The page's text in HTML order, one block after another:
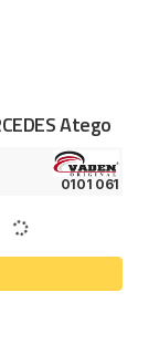
Atego
0101 061